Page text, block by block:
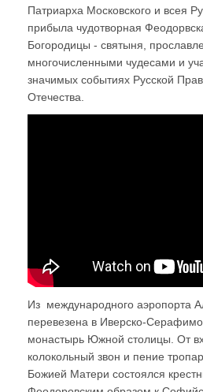
Патриарха Московского и всея
прибыла чудотворная
Богородицы - святыня,
многочисленными чудесами и
значимых событиях Русской
Отечества.
Из международного аэропорта
перевезена в Иверско-
монастырь Южной столицы. От
колокольный звон и пение
Божией Матери состоялся